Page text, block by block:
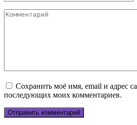
Комментарий
Сохранить моё имя, email и адрес
последующих моих комментариев.